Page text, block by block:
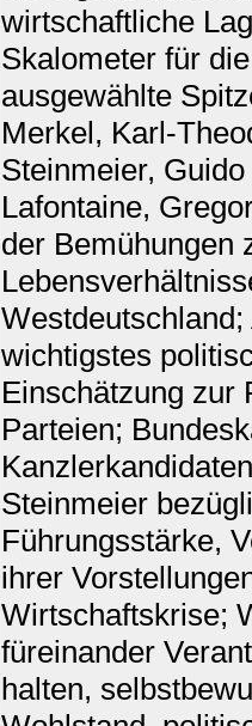
wirtschaftliche
Skalometer für
ausgewählte
Merkel, Karl-
Steinmeier,
Lafontaine,
der Bemühungen
wichtigstes
Einschätzung zur
Parteien;
Steinmeier
Führungsstärke,
ihrer
Wirtschaftskrise;
füreinander
halten,